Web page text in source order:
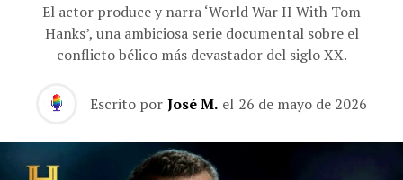
El actor produce y narra ‘World War II With Tom
Hanks’, una ambiciosa serie documental sobre el
conflicto bélico más devastador del siglo XX.
Escrito por José M. el 26 de mayo de 2026